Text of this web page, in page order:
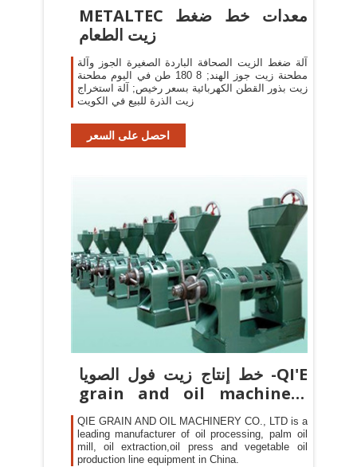
METALTEC معدات خط ضغط
زيت الطعام
آلة ضغط الزيت الصحافة الباردة الصغيرة الجوز وآلة
مطحنة زيت جوز الهند; 8 180 طن في اليوم مطحنة
زيت بذور القطن الكهربائية بسعر رخيص; آلة استخراج
زيت الذرة للبيع في الكويت
احصل على السعر
خط إنتاج زيت فول الصويا -QI'E
grain and oil machinery
co., LTD
QIE GRAIN AND OIL MACHINERY CO., LTD is a
leading manufacturer of oil processing, palm oil
mill, oil extraction,oil press and vegetable oil
production line equipment in China.